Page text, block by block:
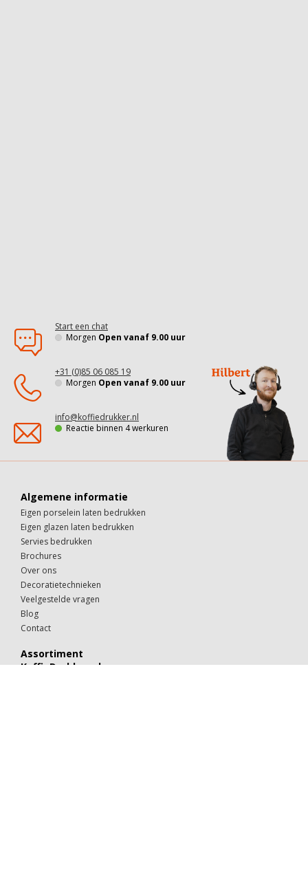
Start een chat
Morgen Open vanaf 9.00 uur
+31 (0)85 06 085 19
Morgen Open vanaf 9.00 uur
info@koffiedrukker.nl
Reactie binnen 4 werkuren
Algemene informatie
Eigen porselein laten bedrukken
Eigen glazen laten bedrukken
Servies bedrukken
Brochures
Over ons
Decoratietechnieken
Veelgestelde vragen
Blog
Contact
Assortiment
KoffieDrukker.nl